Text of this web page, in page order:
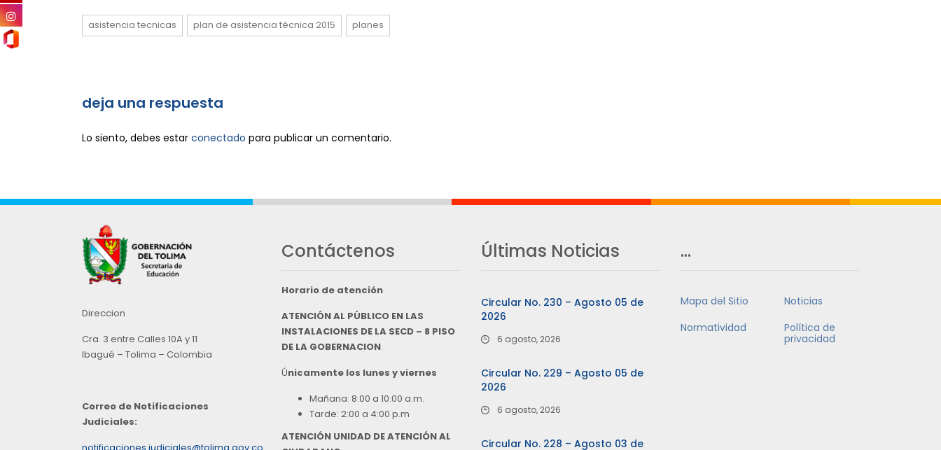
asistencia tecnicas plan de asistencia técnica 2015 planes
deja una respuesta
Lo siento, debes estar conectado para publicar un comentario.
Direccion
Cra. 3 entre Calles 10A y 11
Ibagué – Tolima – Colombia
Correo de Notificaciones
Judiciales:
Contáctenos
Horario de atención
ATENCIÓN AL PÚBLICO EN LAS
INSTALACIONES DE LA SECD – 8 PISO
DE LA GOBERNACION
Únicamente los lunes y viernes
Mañana: 8:00 a 10:00 a.m.
Tarde: 2:00 a 4:00 p.m
ATENCIÓN UNIDAD DE ATENCIÓN AL
Últimas Noticias
Circular No. 230 – Agosto 05 de
2026
6 agosto, 2026
Circular No. 229 – Agosto 05 de
2026
6 agosto, 2026
Circular No. 228 – Agosto 03 de
…
Mapa del Sitio
Noticias
Normatividad
Política de
privacidad